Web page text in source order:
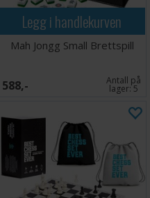
Legg i handlekurven
Mah Jongg Small Brettspill
588,- Antall på
lager:5